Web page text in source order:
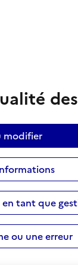
modifier
tant que
ou une erreur